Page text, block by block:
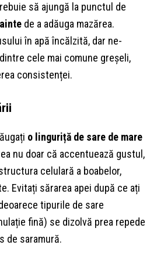
să ajungă la punctul de
de a adăuga mazărea.
în apă încălzită, dar ne-
cele mai comune greșeli,
consistenței.
o linguriță de sare de mare
nu doar că accentuează gustul,
celulară a boabelor,
Evitați sărarea apei după ce ați
tipurile de sare
fină) se dizolvă prea repede
de saramură.